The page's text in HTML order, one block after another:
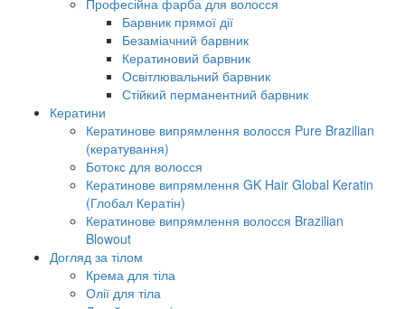
Професійна фарба для волосся
Барвник прямої дії
Безаміачний барвник
Кератиновий барвник
Освітлювальний барвник
Стійкий перманентний барвник
Кератини
Кератинове випрямлення волосся Pure Brazilian
(кератування)
Ботокс для волосся
Кератинове випрямлення GK Hair Global Keratin
(Глобал Кератін)
Кератинове випрямлення волосся Brazilian
Blowout
Догляд за тілом
Крема для тіла
Олії для тіла